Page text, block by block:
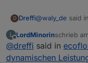
D Dreffi@waly_de said in
definition von
vollständig ?
L
Offline
LordMinorinschrieb
zuletzt
@dreffi said in
dynamischen